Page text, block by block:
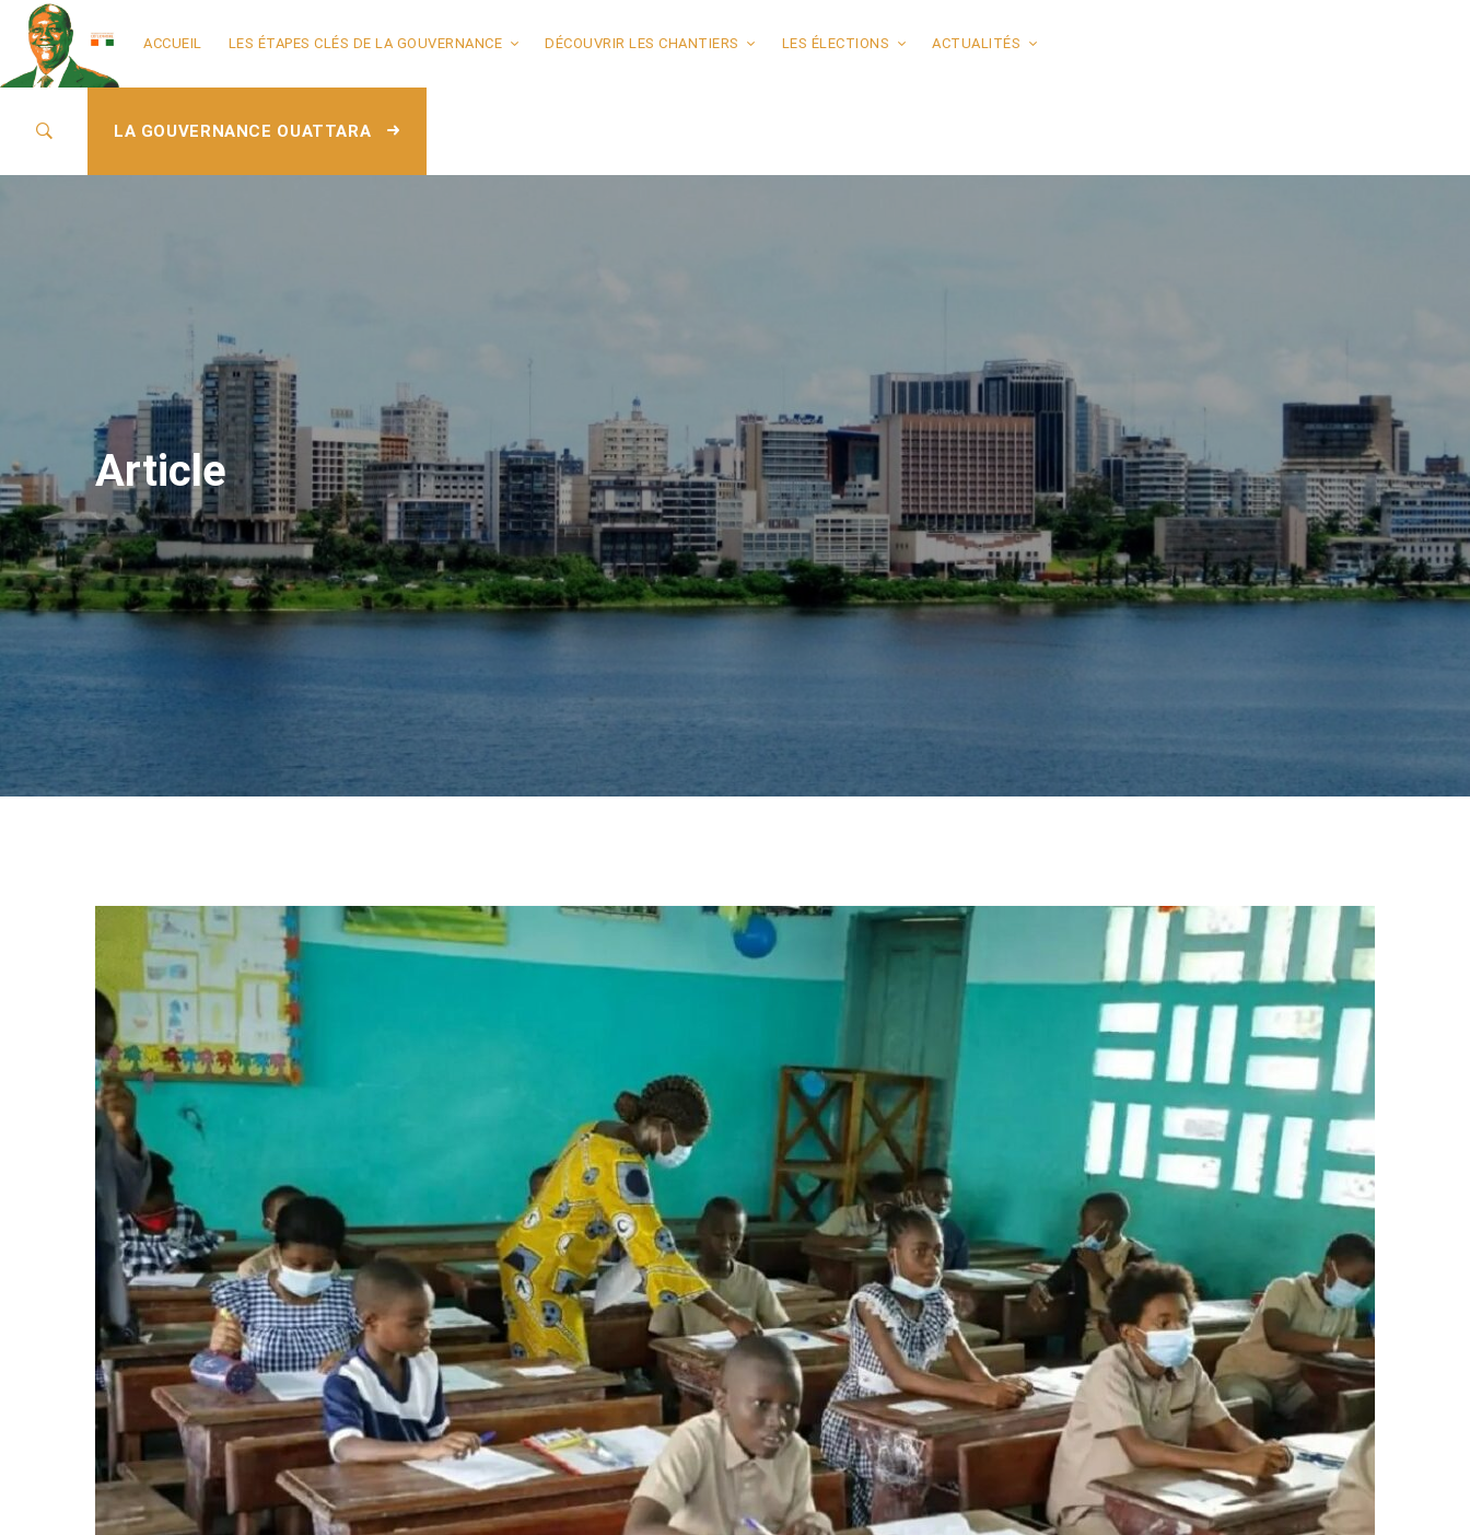
ACCUEIL LES ÉTAPES CLÉS DE LA GOUVERNANCE DÉCOUVRIR LES CHANTIERS LES ÉLECTIONS ACTUALITÉS
LA GOUVERNANCE OUATTARA
Article